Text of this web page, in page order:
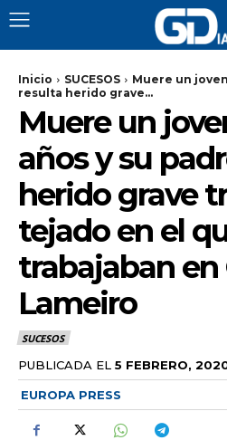
Inicio SUCESOS
Muere un
resulta herido grave...
Muere un
años y su
herido grave
tejado en el
trabajaban en
Lameiro
SUCESOS
PUBLICADA EL 5 FEBRERO,
EUROPA PRESS